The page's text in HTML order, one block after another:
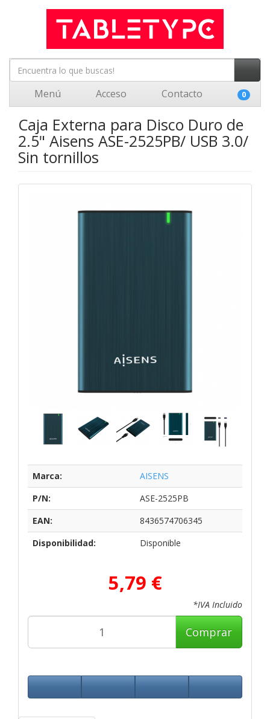
Menú Acceso Contacto 0
Caja Externa para Disco Duro de
2.5" Aisens ASE-2525PB/ USB 3.0/
Sin tornillos
Marca:
AISENS
P/N:
ASE-2525PB
EAN:
8436574706345
Disponibilidad:
Disponible
5,79 €
*IVA Incluido
Comprar